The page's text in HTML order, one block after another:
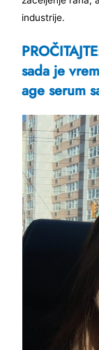
industrije.
sada je
age serum